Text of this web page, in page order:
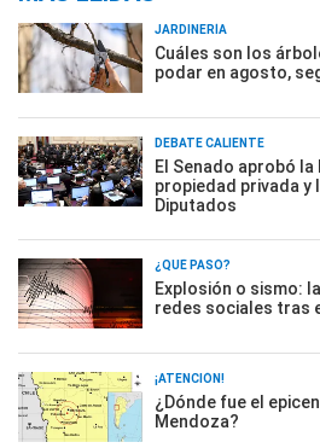
JARDINERÍA
Cuáles son los
podar en agosto,
DEBATE CALIENTE
El Senado aprobó
propiedad privada y
Diputados
¿QUÉ PASÓ?
Explosión o sismo:
redes sociales tras
¡ATENCIÓN!
¿Dónde fue el
Mendoza?